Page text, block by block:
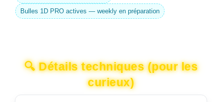
Bulles 1D PRO actives — weekly en préparation
🔍 Détails techniques (pour les
curieux)